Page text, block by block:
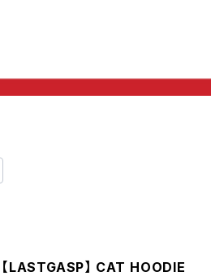
【LASTGASP】 CAT HOODIE